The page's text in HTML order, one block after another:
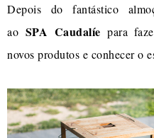
Depois do fantástico
ao SPA Caudalíe para
novos produtos e conhecer o